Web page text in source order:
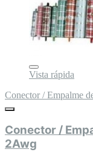
Vista rápida
Conector / Empalme
Conector /
2Awg